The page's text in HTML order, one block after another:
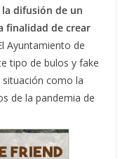
difusión de un
finalidad de crear
Ayuntamiento de
tipo de bulos y fake
como la
de la pandemia de